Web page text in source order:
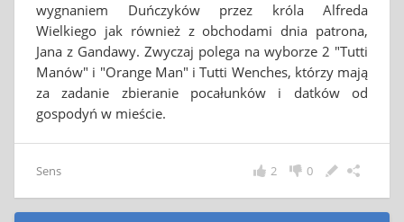
wygnaniem Duńczyków przez króla Alfreda
Wielkiego jak również z obchodami dnia patrona,
Jana z Gandawy. Zwyczaj polega na wyborze 2 "Tutti
Manów" i "Orange Man" i Tutti Wenches, którzy mają
za zadanie zbieranie pocałunków i datków od
gospodyń w mieście.
Sens 0
2